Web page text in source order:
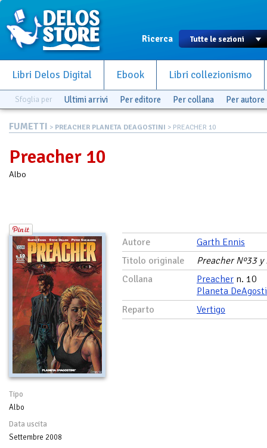
Ricerca
Libri Delos Digital Ebook Libri collezionismo
Sfoglia per Ultimi arrivi Per editore Per collana Per autore
FUMETTI > PREACHER PLANETA DEAGOSTINI > PREACHER 10
Preacher 10
Albo
Tipo
Albo
Data uscita
Settembre 2008
Autore
Garth Ennis
Titolo originale
Preacher Nº33 y
Collana
Preacher n. 10
Planeta
Reparto
Vertigo